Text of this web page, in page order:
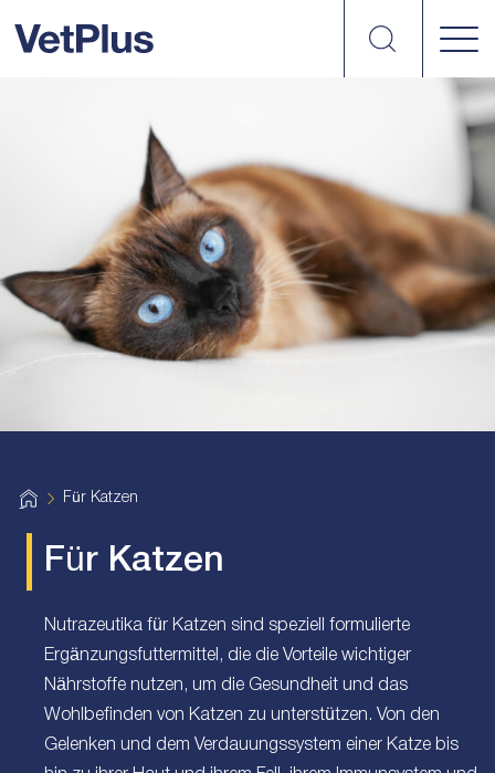
suchen
H
o
Für Katzen
Für Katzen
Nutrazeutika für Katzen sind speziell formulierte
Ergänzungsfuttermittel, die die Vorteile wichtiger
Nährstoffe nutzen, um die Gesundheit und das
Wohlbefinden von Katzen zu unterstützen. Von den
Gelenken und dem Verdauungssystem einer Katze bis